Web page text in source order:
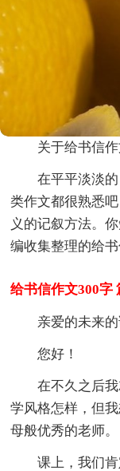
关于给书信
在平平淡淡
类作文都很熟悉
义的记叙方法。
编收集整理的给
给书信作文300字
亲爱的未来的
您好！
在不久之后
学风格怎样，但
母般优秀的老师。
课上，我们